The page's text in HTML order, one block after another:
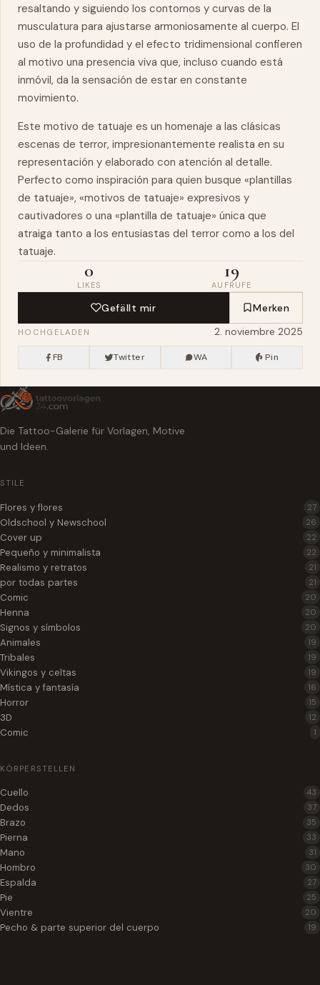
resaltando y siguiendo los contornos y curvas de la
musculatura para ajustarse armoniosamente al cuerpo. El
uso de la profundidad y el efecto tridimensional confieren
al motivo una presencia viva que, incluso cuando está
inmóvil, da la sensación de estar en constante
movimiento.
Este motivo de tatuaje es un homenaje a las clásicas
escenas de terror, impresionantemente realista en su
representación y elaborado con atención al detalle.
Perfecto como inspiración para quien busque «plantillas
de tatuaje», «motivos de tatuaje» expresivos y
cautivadores o una «plantilla de tatuaje» única que
atraiga tanto a los entusiastas del terror como a los del
tatuaje.
0
LIKES
19
AUFRUFE
Gefällt mir Merken
HOCHGELADEN 2. noviembre 2025
FB Twitter WA Pin
Die Tattoo-Galerie für Vorlagen, Motive
und Ideen.
STILE
Flores y flores 27
Oldschool y Newschool 26
Cover up 22
Pequeño y minimalista 22
Realismo y retratos 21
por todas partes 21
Comic 20
Henna 20
Signos y símbolos 20
Animales 19
Tribales 19
Vikingos y celtas 19
Mística y fantasía 16
Horror 15
3D 12
Comic 1
KÖRPERSTELLEN
Cuello 43
Dedos 37
Brazo 35
Pierna 33
Mano 31
Hombro 30
Espalda 27
Pie 25
Vientre 20
Pecho & parte superior del cuerpo 19